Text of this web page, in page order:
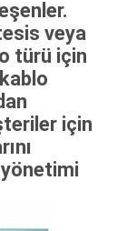
veya
türü için
için